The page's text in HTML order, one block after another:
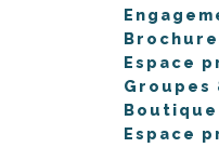
Espace
Groupes
Espace